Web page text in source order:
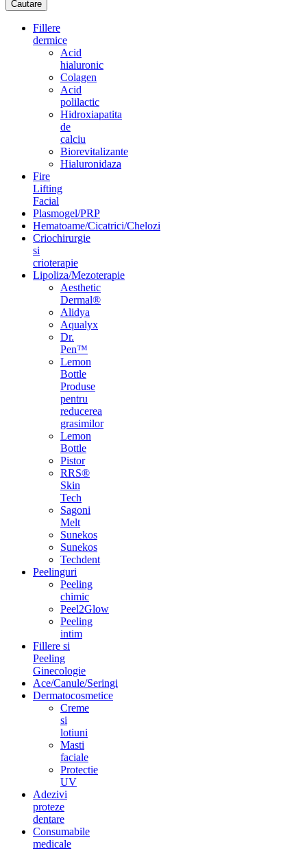
Fillere
dermice
Acid
hialuronic
Colagen
Acid
polilactic
Hidroxiapatita
de
calciu
Biorevitalizante
Hialuronidaza
Fire
Lifting
Facial
Plasmogel/PRP
Hematoame/Cicatrici/Chelozi
Criochirurgie
si
crioterapie
Lipoliza/Mezoterapie
Aesthetic
Dermal®
Alidya
Aqualyx
Dr.
Pen™
Lemon
Bottle
Produse
pentru
reducerea
grasimilor
Lemon
Bottle
Pistor
RRS®
Skin
Tech
Sagoni
Melt
Sunekos
Sunekos
Techdent
Peelinguri
Peeling
chimic
Peel2Glow
Peeling
intim
Fillere si
Peeling
Ginecologie
Ace/Canule/Seringi
Dermatocosmetice
Creme
si
lotiuni
Masti
faciale
Protectie
UV
Adezivi
proteze
dentare
Consumabile
medicale